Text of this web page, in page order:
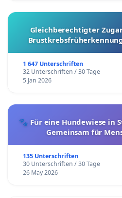
Gleichberechtigter
1 647 Unterschriften
32 Unterschriften / 30 Tage
5 Jan 2026
🐾 Für eine Hundewiese in
Gemeinsam für
135 Unterschriften
30 Unterschriften / 30 Tage
26 May 2026